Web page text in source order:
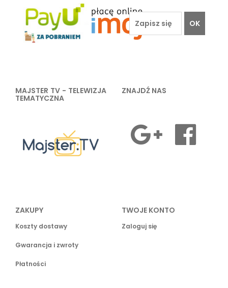
OK
MAJSTER TV - TELEWIZJA
TEMATYCZNA
ZNAJDŹ NAS
ZAKUPY
Koszty dostawy
Gwarancja i zwroty
Płatności
TWOJE KONTO
Zaloguj się